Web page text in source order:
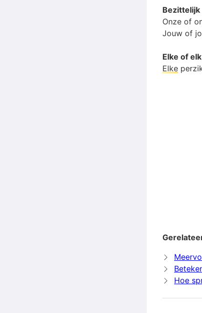
Onze of
Jouw of
Elke of
Elke
Hoe